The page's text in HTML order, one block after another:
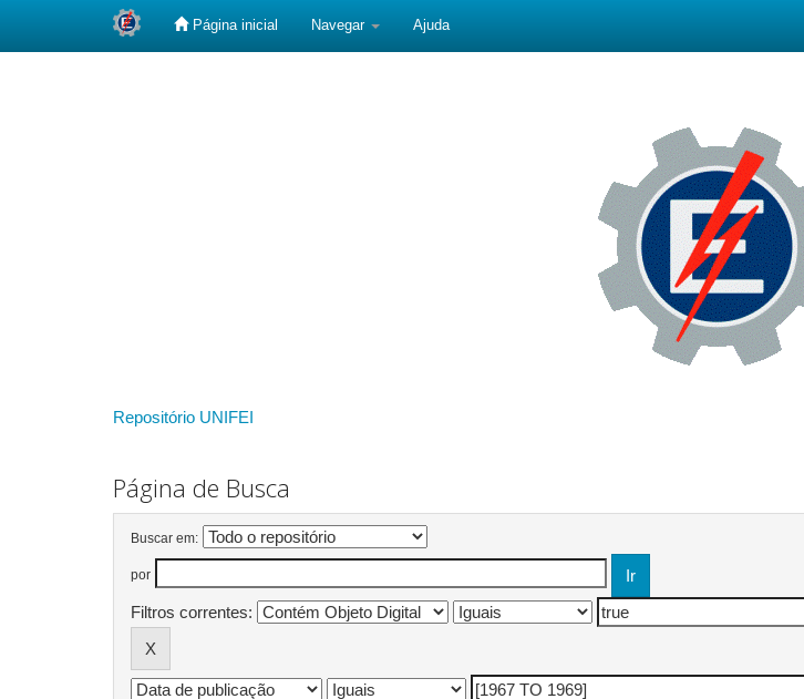
Página inicial Navegar Ajuda
Repositório UNIFEI
Página de Busca
Buscar em:
por
Filtros correntes: